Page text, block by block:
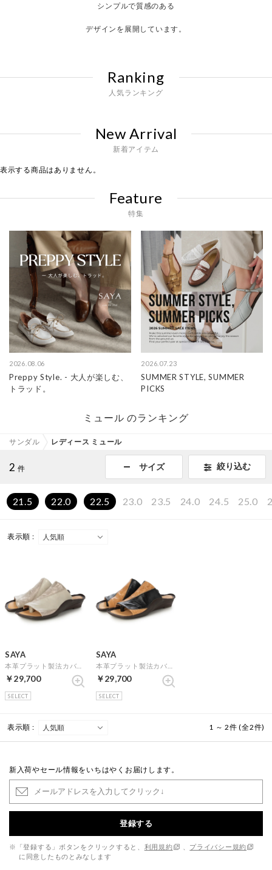
シンプルで質感のある
デザインを展開しています。
Ranking
人気ランキング
New Arrival
新着アイテム
表示する商品はありません。
Feature
特集
2026.08.06
Preppy Style. - 大人が楽しむ、
トラッド。
2026.07.23
SUMMER STYLE, SUMMER
PICKS
ミュール のランキング
サンダル レディース ミュール
2 件 サイズ 絞り込む
21.5 22.0 22.5 23.0 23.5 24.0 24.5 25.0
表示順 :
SAYA
￥29,700
SELECT
SAYA
￥29,700
SELECT
表示順 : 1 ～ 2件 (全2件)
新入荷やセール情報をいちはやくお届けします。
登録する
※「登録する」ボタンをクリックすると、 利用規約
プライバシー規約
に同意したものとみなします